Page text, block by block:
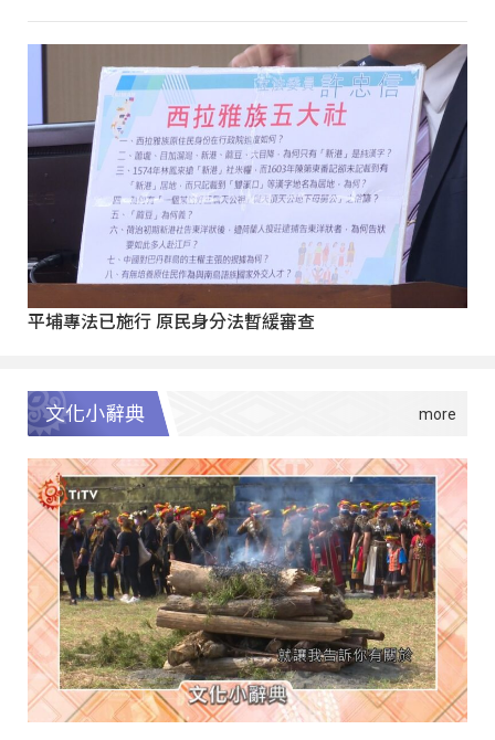
平埔專法已施行 原民身分法暫緩審查
文化小辭典